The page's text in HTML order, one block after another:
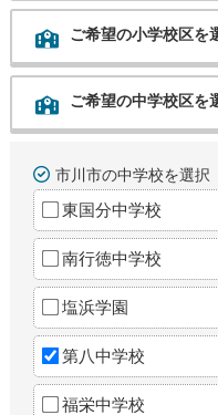
ご希望の小学校区を
ご希望の中学校区を
市川市の中学校を選択
東国分中学校
南行徳中学校
塩浜学園
第八中学校
福栄中学校